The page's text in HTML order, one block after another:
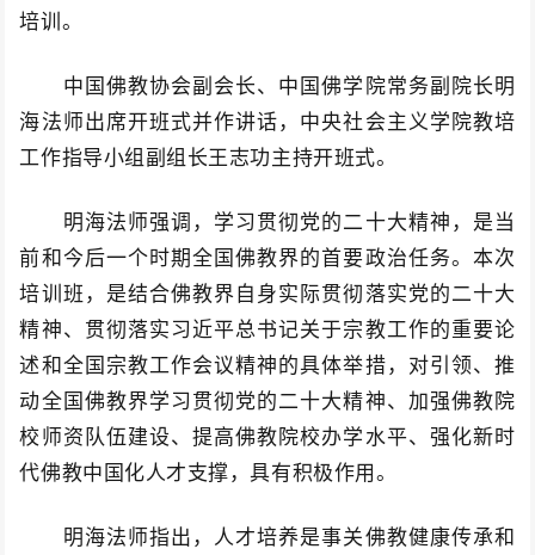
培训。
中国佛教协会副会长、中国佛学院常务副院长明
海法师出席开班式并作讲话，中央社会主义学院教培
工作指导小组副组长王志功主持开班式。
明海法师强调，学习贯彻党的二十大精神，是当
前和今后一个时期全国佛教界的首要政治任务。本次
培训班，是结合佛教界自身实际贯彻落实党的二十大
精神、贯彻落实习近平总书记关于宗教工作的重要论
述和全国宗教工作会议精神的具体举措，对引领、推
动全国佛教界学习贯彻党的二十大精神、加强佛教院
校师资队伍建设、提高佛教院校办学水平、强化新时
代佛教中国化人才支撑，具有积极作用。
明海法师指出，人才培养是事关佛教健康传承和